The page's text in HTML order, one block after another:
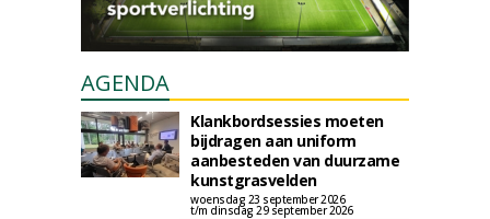
AGENDA
Klankbordsessies moeten
bijdragen aan uniform
aanbesteden van duurzame
kunstgrasvelden
woensdag 23 september 2026
t/m dinsdag 29 september 2026